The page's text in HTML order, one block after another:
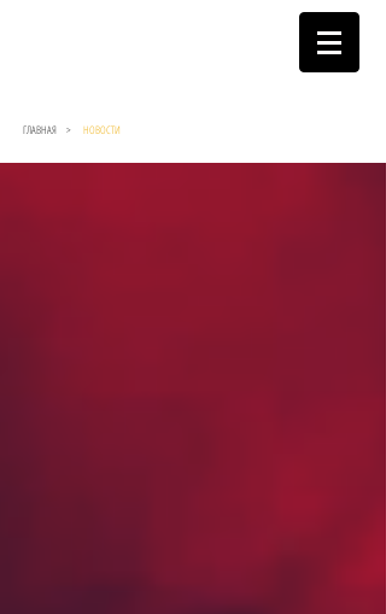
ГЛАВНАЯ > НОВОСТИ